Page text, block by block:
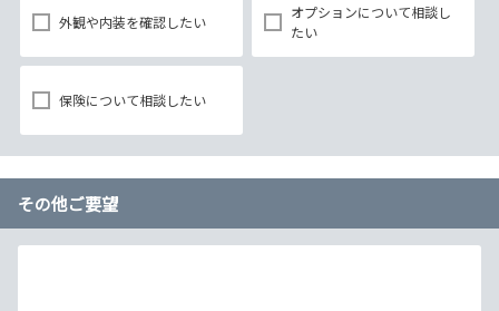
外観や内装を確認したい
オプションについて相談し
たい
保険について相談したい
その他ご要望